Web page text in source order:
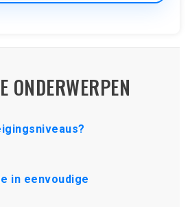
ONDERWERPEN
in eenvoudige